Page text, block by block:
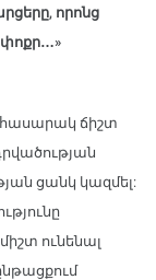
որոնց
փոքր…»
ճիշտ
ցանկ կազմել:
ունենալ